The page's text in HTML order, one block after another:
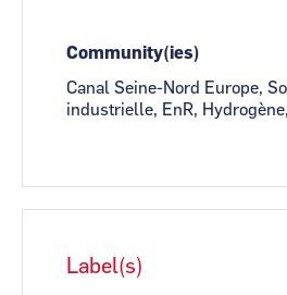
Community(ies)
Canal Seine-Nord Europe,
industrielle, EnR,
Label(s)